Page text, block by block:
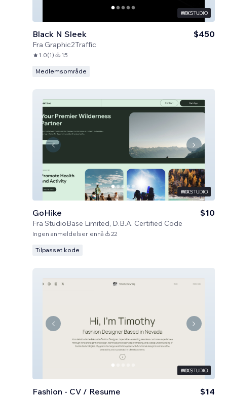
Black N Sleek
Fra Graphic2Traffic
$450
1.0(1) 15
Medlemsområde
GoHike
Fra StudioBase Limited, D.B.A. Certified Code
$10
Ingen anmeldelser ennå 22
Tilpasset kode
Fashion - CV / Resume $14